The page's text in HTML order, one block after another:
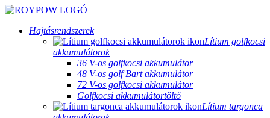
Hajtásrendszerek
Lítium golfkocsi
akkumulátorok
36 V-os golfkocsi akkumulátor
48 V-os golf Bart akkumulátor
72 V-os golfkocsi akkumulátor
Golfkocsi akkumulátortöltő
Lítium targonca